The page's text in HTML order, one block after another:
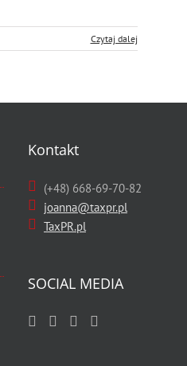
Czytaj dalej
Kontakt
(+48) 668-69-70-82
joanna@taxpr.pl
TaxPR.pl
SOCIAL MEDIA